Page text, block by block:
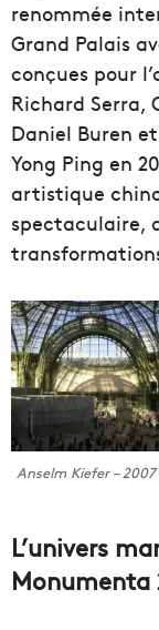
renommée
Grand Palais
conçues pour
Richard Serra,
Daniel Buren
Yong Ping en
artistique
spectaculaire,
Anselm Kiefer – 2007
L’univers
Monumenta